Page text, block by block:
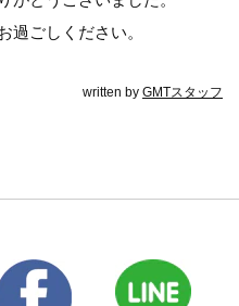
過ごしください。
written by GMTスタッフ